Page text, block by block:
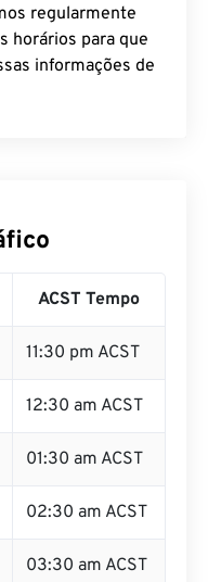
regularmente
horários para que
informações de
ACST Tempo
11:30 pm ACST
12:30 am ACST
01:30 am ACST
02:30 am ACST
03:30 am ACST